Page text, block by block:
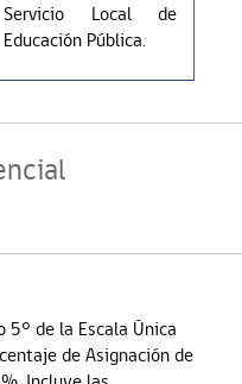
Servicio Local de
Educación Pública.
5° de la Escala Única
de Asignación de